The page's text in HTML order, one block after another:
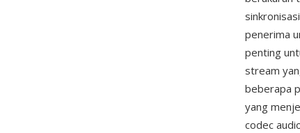
penerima
penting
stream
beberapa
yang
codec